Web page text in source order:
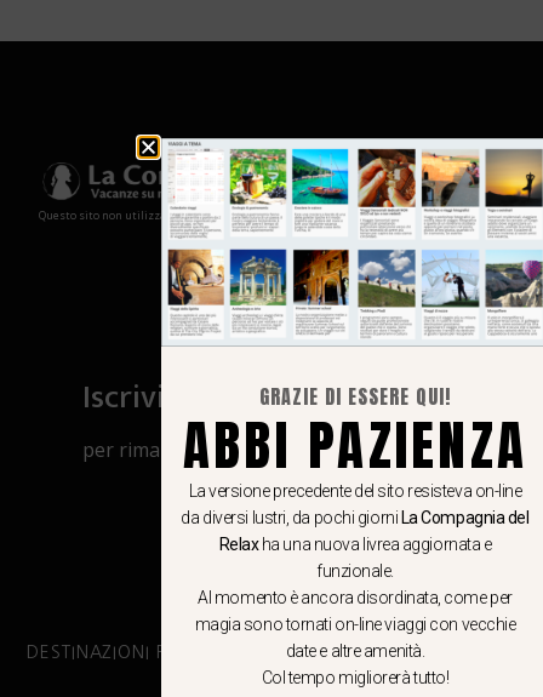
Questo sito non utilizza cookies e non memorizza in alcun modo le tue informazioni
Iscriviti al canale Whatsapp
per rimanere aggiornato su viaggi, eventi
e notizie!
CLICCA QUI
DESTINAZIONI PRINCIPALI
GRAZIE DI ESSERE QUI!
ABBI PAZIENZA
La versione precedente del sito resisteva on-line
da diversi lustri, da pochi giorni La Compagnia del
Relaxha una nuova livrea aggiornata e
funzionale.
Al momento è ancora disordinata, come per
magia sono tornati on-line viaggi con vecchie
date e altre amenità.
Col tempo migliorerà tutto!